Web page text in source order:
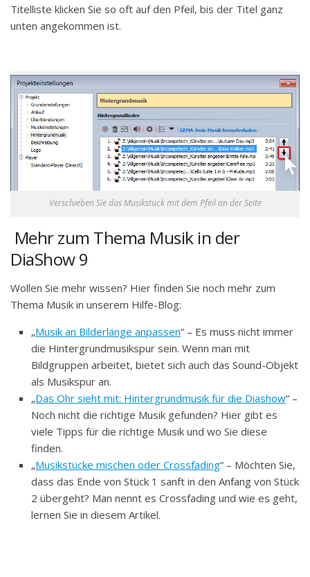
Titelliste klicken Sie so oft auf den Pfeil, bis der Titel ganz
unten angekommen ist.
Verschieben Sie das Musikstück mit dem Pfeil an der Seite
Mehr zum Thema Musik in der
DiaShow 9
Wollen Sie mehr wissen? Hier finden Sie noch mehr zum
Thema Musik in unserem Hilfe-Blog:
„Musik an Bilderlänge anpassen“ – Es muss nicht immer
die Hintergrundmusikspur sein. Wenn man mit
Bildgruppen arbeitet, bietet sich auch das Sound-Objekt
als Musikspur an.
„Das Ohr sieht mit: Hintergrundmusik für die Diashow“ –
Noch nicht die richtige Musik gefunden? Hier gibt es
viele Tipps für die richtige Musik und wo Sie diese
finden.
„Musikstücke mischen oder Crossfading“ – Möchten Sie,
dass das Ende von Stück 1 sanft in den Anfang von Stück
2 übergeht? Man nennt es Crossfading und wie es geht,
lernen Sie in diesem Artikel.